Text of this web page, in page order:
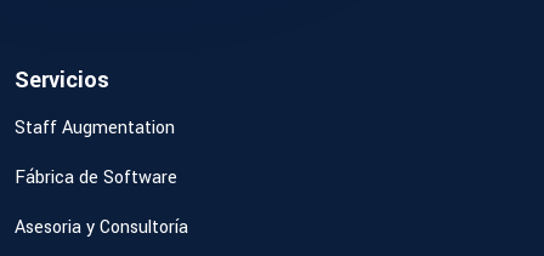
Servicios
Staff Augmentation
Fábrica de Software
Asesoria y Consultoría